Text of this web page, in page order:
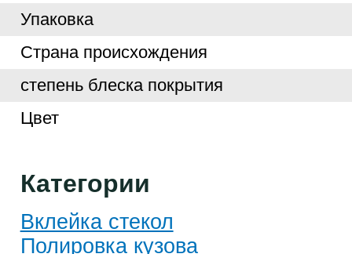
Упаковка
Страна происхождения
степень блеска покрытия
Цвет
Категории
Вклейка стекол
Полировка кузова